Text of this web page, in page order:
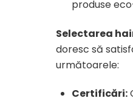
produse
Selectarea
doresc să
următoarele:
Certificări: